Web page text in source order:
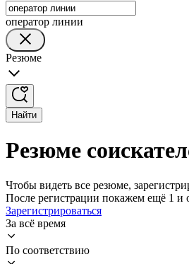
оператор линии
Резюме
Найти
Резюме
Чтобы видеть все резюме,
После регистрации покажем ещё 1 и
Зарегистрироваться
За всё время
По соответствию